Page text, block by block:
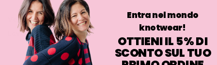
Vestibilità
Lavaggio
Entra nel mondo
knotwear!
OTTIENI IL 5% DI
SCONTO SUL TUO